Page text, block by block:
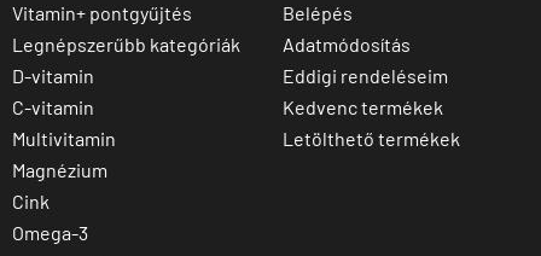
Vitamin+ pontgyűjtés
Legnépszerűbb kategóriák
D-vitamin
C-vitamin
Multivitamin
Magnézium
Cink
Omega-3
Belépés
Adatmódosítás
Eddigi rendeléseim
Kedvenc termékek
Letölthető termékek